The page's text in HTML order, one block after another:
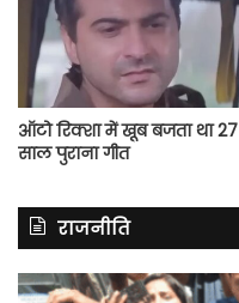
ऑटो रिक्शा में खूब बजता था 27
साल पुराना गीत
राजनीति